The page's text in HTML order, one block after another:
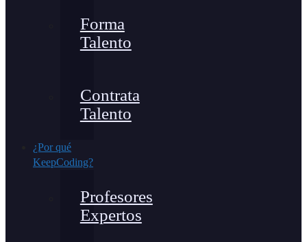
Forma
Talento
Contrata
Talento
¿Por qué
KeepCoding?
Profesores
Expertos